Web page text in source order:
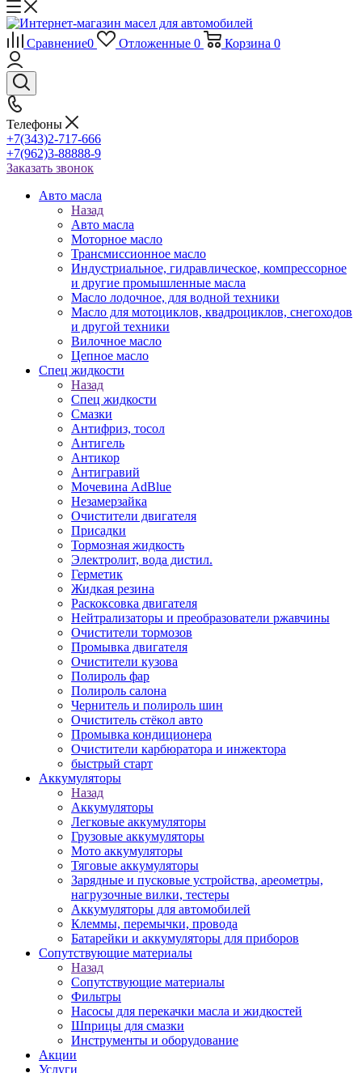
Сравнение0 Отложенные 0 Корзина 0
Телефоны
+7(343)2-717-666
+7(962)3-88888-9
Заказать звонок
Авто масла
Назад
Авто масла
Моторное масло
Трансмиссионное масло
Индустриальное, гидравлическое, компрессорное
и другие промышленные масла
Масло лодочное, для водной техники
Масло для мотоциклов, квадроциклов, снегоходов
и другой техники
Вилочное масло
Цепное масло
Спец жидкости
Назад
Спец жидкости
Смазки
Антифриз, тосол
Антигель
Антикор
Антигравий
Мочевина AdBlue
Незамерзайка
Очистители двигателя
Присадки
Тормозная жидкость
Электролит, вода дистил.
Герметик
Жидкая резина
Раскоксовка двигателя
Нейтрализаторы и преобразователи ржавчины
Очистители тормозов
Промывка двигателя
Очистители кузова
Полироль фар
Полироль салона
Чернитель и полироль шин
Очиститель стёкол авто
Промывка кондиционера
Очистители карбюратора и инжектора
быстрый старт
Аккумуляторы
Назад
Аккумуляторы
Легковые аккумуляторы
Грузовые аккумуляторы
Мото аккумуляторы
Тяговые аккумуляторы
Зарядные и пусковые устройства, ареометры,
нагрузочные вилки, тестеры
Аккумуляторы для автомобилей
Клеммы, перемычки, провода
Батарейки и аккумуляторы для приборов
Сопутствующие материалы
Назад
Сопутствующие материалы
Фильтры
Насосы для перекачки масла и жидкостей
Шприцы для смазки
Инструменты и оборудование
Акции
Услуги